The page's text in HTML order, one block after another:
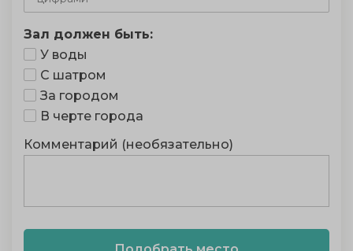
Зал должен быть:
У воды
С шатром
За городом
В черте города
Комментарий (необязательно)